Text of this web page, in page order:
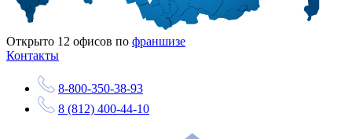
Открыто 12 офисов по франшизе
Контакты
8-800-350-38-93
8 (812) 400-44-10